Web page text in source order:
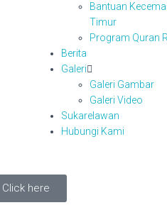
Bantuan
Timur
Program Quran
Berita
Galeri
Galeri Gambar
Galeri Video
Sukarelawan
Hubungi Kami
Click here